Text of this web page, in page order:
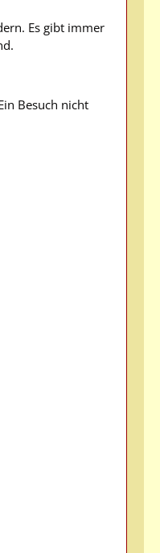
Es gibt immer
Besuch nicht